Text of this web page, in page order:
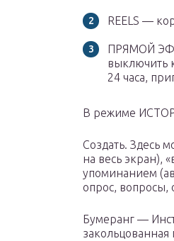
REELS —
ПРЯМОЙ
выключить
24 часа,
В режиме
Создать. Здесь
на весь экран),
упоминанием
опрос, вопросы,
Бумеранг —
закольцованная